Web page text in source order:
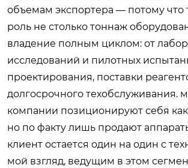
объемам экспортера — потому что
роль не столько тоннаж
владение полным циклом: от
исследований и пилотных
проектирования, поставки
долгосрочного техобслуживания.
компании позиционируют себя
но по факту лишь продают
клиент остается один на один с
мой взгляд, ведущим в этом